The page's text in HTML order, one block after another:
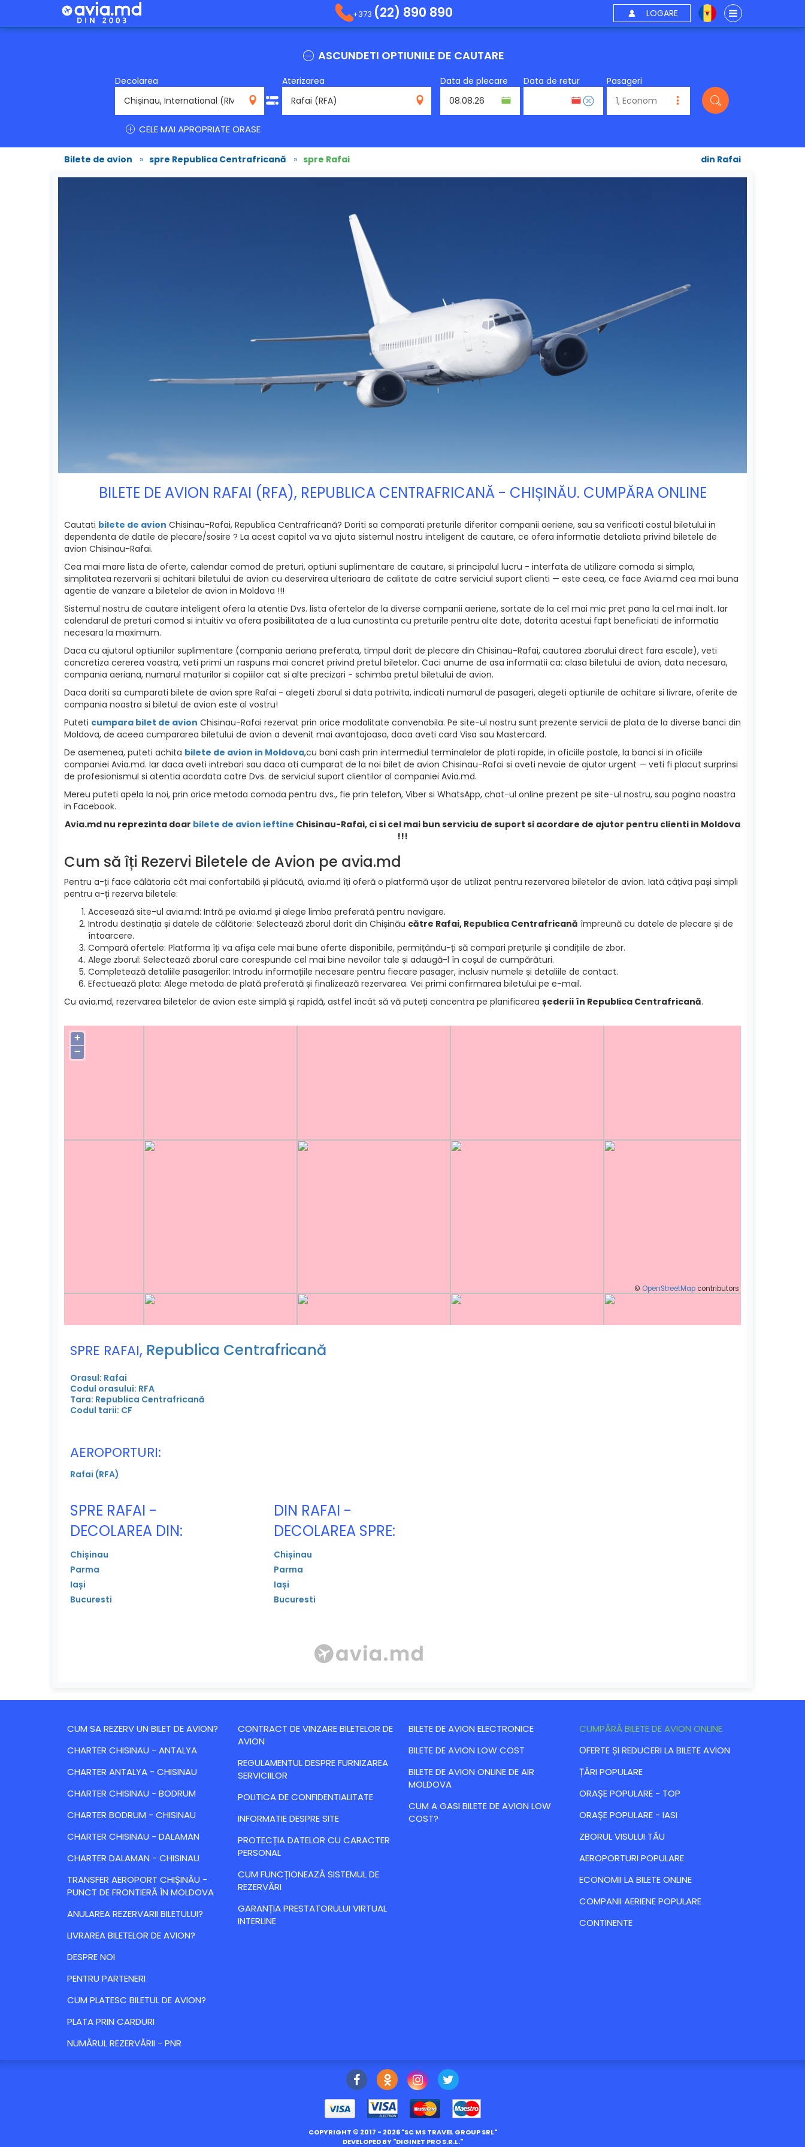
+373 (22) 890 890 LOGARE
ASCUNDETI OPTIUNILE DE CAUTARE
Decolarea
RMO
Aterizarea
Data de plecare Data de retur Pasageri
CELE MAI APROPRIATE ORASE
Bilete de avion » spre Republica Centrafricană » spre Rafai din Rafai
BILETE DE AVION RAFAI (RFA), REPUBLICA CENTRAFRICANĂ - CHIȘINĂU. CUMPĂRA ONLINE
Cautati bilete de avion Chisinau-Rafai, Republica Centrafricană? Doriti sa comparati preturile diferitor companii aeriene, sau sa verificati costul biletului in
dependenta de datile de plecare/sosire ? La acest capitol va va ajuta sistemul nostru inteligent de cautare, ce ofera informatie detaliata privind biletele de
avion Chisinau-Rafai.
Cea mai mare lista de oferte, calendar comod de preturi, optiuni suplimentare de cautare, si principalul lucru - interfatа de utilizare comoda si simpla,
simplitatea rezervarii si achitarii biletului de avion cu deservirea ulterioara de calitate de catre serviciul suport clienti — este ceea, ce face Avia.md cea mai buna
agentie de vanzare a biletelor de avion in Moldova !!!
Sistemul nostru de cautare inteligent ofera la atentie Dvs. lista ofertelor de la diverse companii aeriene, sortate de la cel mai mic pret pana la cel mai inalt. Iar
calendarul de preturi comod si intuitiv va ofera posibilitatea de a lua cunostinta cu preturile pentru alte date, datorita acestui fapt beneficiati de informatia
necesara la maximum.
Daca cu ajutorul optiunilor suplimentare (compania aeriana preferata, timpul dorit de plecare din Chisinau-Rafai, cautarea zborului direct fara escale), veti
concretiza cererea voastra, veti primi un raspuns mai concret privind pretul biletelor. Caci anume de asa informatii ca: clasa biletului de avion, data necesara,
compania aeriana, numarul maturilor si copiiilor cat si alte precizari - schimba pretul biletului de avion.
Daca doriti sa cumparati bilete de avion spre Rafai - alegeti zborul si data potrivita, indicati numarul de pasageri, alegeti optiunile de achitare si livrare, oferite de
compania noastra si biletul de avion este al vostru!
Puteti cumpara bilet de avion Chisinau-Rafai rezervat prin orice modalitate convenabila. Pe site-ul nostru sunt prezente servicii de plata de la diverse banci din
Moldova, de aceea cumpararea biletului de avion a devenit mai avantajoasa, daca aveti card Visa sau Mastercard.
De asemenea, puteti achita bilete de avion in Moldova,cu bani cash prin intermediul terminalelor de plati rapide, in oficiile postale, la banci si in oficiile
companiei Avia.md. Iar daca aveti intrebari sau daca ati cumparat de la noi bilet de avion Chisinau-Rafai si aveti nevoie de ajutor urgent — veti fi placut surprinsi
de profesionismul si atentia acordata catre Dvs. de serviciul suport clientilor al companiei Avia.md.
Mereu puteti apela la noi, prin orice metoda comoda pentru dvs., fie prin telefon, Viber si WhatsApp, chat-ul online prezent pe site-ul nostru, sau pagina noastra
in Facebook.
Avia.md nu reprezinta doar bilete de avion ieftine Chisinau-Rafai, ci si cel mai bun serviciu de suport si acordare de ajutor pentru clienti in Moldova
!!!
Cum să îți Rezervi Biletele de Avion pe avia.md
Pentru a-ți face călătoria cât mai confortabilă și plăcută, avia.md îți oferă o platformă ușor de utilizat pentru rezervarea biletelor de avion. Iată câțiva pași simpli
pentru a-ți rezerva biletele:
Accesează site-ul avia.md: Intră pe avia.md și alege limba preferată pentru navigare.
Introdu destinația și datele de călătorie: Selectează zborul dorit din Chișinău către Rafai, Republica Centrafricană împreună cu datele de plecare și de
întoarcere.
Compară ofertele: Platforma îți va afișa cele mai bune oferte disponibile, permițându-ți să compari prețurile și condițiile de zbor.
Alege zborul: Selectează zborul care corespunde cel mai bine nevoilor tale și adaugă-l în coșul de cumpărături.
Completează detaliile pasagerilor: Introdu informațiile necesare pentru fiecare pasager, inclusiv numele și detaliile de contact.
Efectuează plata: Alege metoda de plată preferată și finalizează rezervarea. Vei primi confirmarea biletului pe e-mail.
Cu avia.md, rezervarea biletelor de avion este simplă și rapidă, astfel încât să vă puteți concentra pe planificarea șederii în Republica Centrafricană.
+
−
© OpenStreetMap contributors
SPRE RAFAI, Republica Centrafricană
Orasul: Rafai
Codul orasului: RFA
Tara: Republica Centrafricană
Codul tarii: CF
AEROPORTURI:
Rafai (RFA)
SPRE RAFAI -
DECOLAREA DIN:
Chișinau
Parma
Iași
Bucuresti
DIN RAFAI -
DECOLAREA SPRE:
Chișinau
Parma
Iași
Bucuresti
CUM SA REZERV UN BILET DE AVION?
CHARTER CHISINAU - ANTALYA
CHARTER ANTALYA - CHISINAU
CHARTER CHISINAU - BODRUM
CHARTER BODRUM - CHISINAU
CHARTER CHISINAU - DALAMAN
CHARTER DALAMAN - CHISINAU
TRANSFER AEROPORT CHIȘINĂU -
PUNCT DE FRONTIERĂ ÎN MOLDOVA
ANULAREA REZERVARII BILETULUI?
LIVRAREA BILETELOR DE AVION?
DESPRE NOI
PENTRU PARTENERI
CUM PLATESC BILETUL DE AVION?
PLATA PRIN CARDURI
NUMĂRUL REZERVĂRII - PNR
CONTRACT DE VINZARE BILETELOR DE
AVION
REGULAMENTUL DESPRE FURNIZAREA
SERVICIILOR
POLITICA DE CONFIDENTIALITATE
INFORMATIE DESPRE SITE
PROTECȚIA DATELOR CU CARACTER
PERSONAL
CUM FUNCȚIONEAZĂ SISTEMUL DE
REZERVĂRI
GARANȚIA PRESTATORULUI VIRTUAL
INTERLINE
BILETE DE AVION ELECTRONICE
BILETE DE AVION LOW COST
BILETE DE AVION ONLINE DE AIR
MOLDOVA
CUM A GASI BILETE DE AVION LOW
COST?
CUMPĂRĂ BILETE DE AVION ONLINE
ОFERTE ȘI REDUCERI LA BILETE AVION
ȚĂRI POPULARE
ORAȘE POPULARE - TOP
ORAȘE POPULARE - IASI
ZBORUL VISULUI TĂU
AEROPORTURI POPULARE
ECONOMII LA BILETE ONLINE
COMPANII AERIENE POPULARE
CONTINENTE
COPYRIGHT © 2017 - 2026 "SC MS TRAVEL GROUP SRL"
DEVELOPED BY "DIGINET PRO S.R.L."